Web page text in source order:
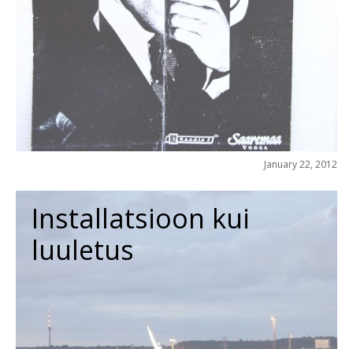
January 22, 2012
Installatsioon kui
luuletus